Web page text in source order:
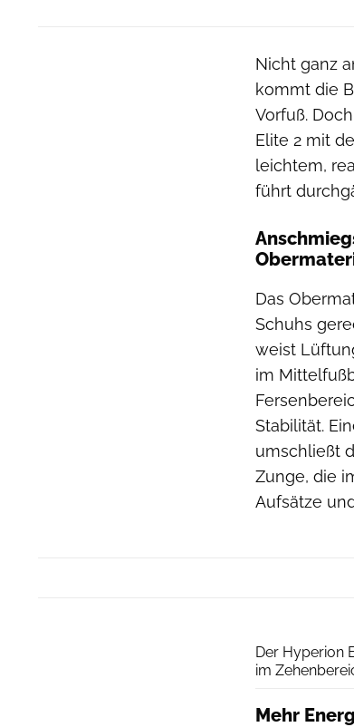
Nicht ganz
kommt die
Vorfuß.
Elite 2 mit
leichtem,
führt
Das
Schuhs
weist
im
Stabilität.
umschließt
Zunge, die
Aufsätze
Der Hyperion
im
Mehr